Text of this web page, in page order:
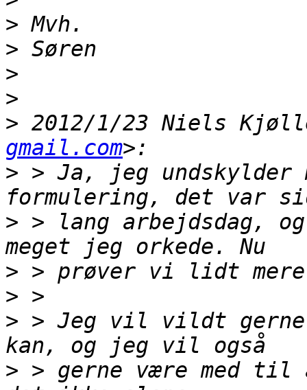
>
>
>
>
> 2012/1/23 Niels
gmail.com
> > Ja, jeg undskylder
> > lang arbejdsdag,
>
>
> > Jeg vil vildt gerne
> > gerne være med til